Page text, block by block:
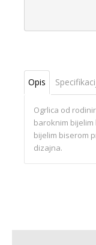
Opis
Ogrlica od
baroknim bijelim
bijelim biserom
dizajna.